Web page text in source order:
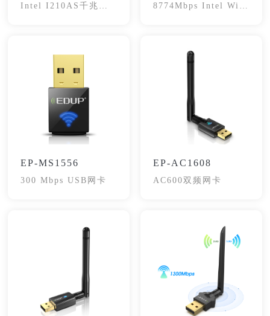
Intel I210AS千兆服
8774Mbps Intel Wifi
EP-MS1556
300 Mbps USB网卡
EP-AC1608
AC600双频网卡